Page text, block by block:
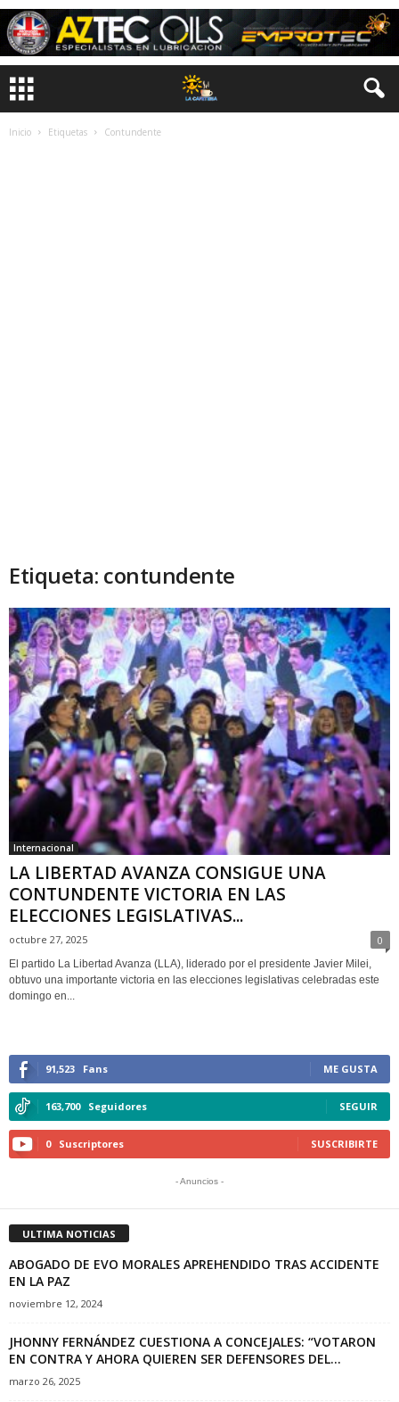
Inicio Etiquetas Contundente
Etiqueta: contundente
Internacional
LA LIBERTAD AVANZA CONSIGUE UNA
CONTUNDENTE VICTORIA EN LAS
ELECCIONES LEGISLATIVAS...
octubre 27, 2025 0
El partido La Libertad Avanza (LLA), liderado por el presidente Javier Milei,
obtuvo una importante victoria en las elecciones legislativas celebradas este
domingo en...
91,523 Fans ME GUSTA
163,700 Seguidores SEGUIR
0 Suscriptores SUSCRIBIRTE
- Anuncios -
ULTIMA NOTICIAS
ABOGADO DE EVO MORALES APREHENDIDO TRAS ACCIDENTE
EN LA PAZ
noviembre 12, 2024
JHONNY FERNÁNDEZ CUESTIONA A CONCEJALES: “VOTARON
EN CONTRA Y AHORA QUIEREN SER DEFENSORES DEL...
marzo 26, 2025